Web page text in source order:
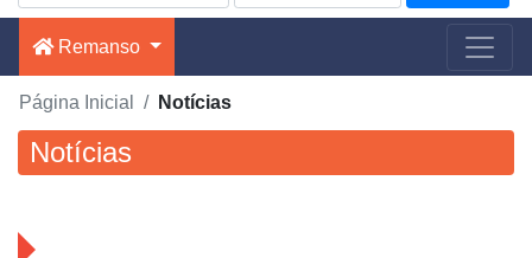
Remanso
Página Inicial Notícias
Notícias